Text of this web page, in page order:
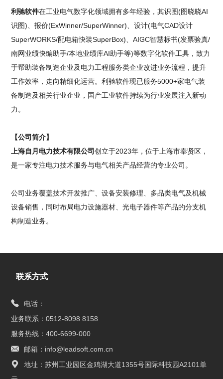
利驰软件在工业电气数字化领域拥有多年经验，其识图(图晓晓AI
识图)、报价(ExWinner/SuperWinner)、设计(电气CAD设计
SuperWORKS/配电箱快装SuperBox)、AIGC智慧标书(发票验真/
南网业绩快编助手/本地业绩库AI助手等)等数字化软件工具，致力
于帮助装备制造企业及电力工程服务类企业改进业务流程，提升
工作效率，走向精细化运营。利驰软件现已服务5000+家电气装
备制造及相关行业企业，国产工业软件持续为行业发展注入新动
力。
【公司简介】
上海自月电力技术有限公司创立于2023年，位于上海市奉贤区，
是一家专注电力技术服务与电气相关产品经营的专业公司。
公司业务覆盖技术开发推广、设备安装修理、多品类电气及机械
设备销售，同时布局电力设施器材、光电子器件等产品的分支机
构制造业务。
联系方式
电话：
业务联系：0512-8098 8158
服务热线：400-6699-000
邮箱：info@leadsoft.com.cn
地址：苏州工业园区金鸡湖大道1355号国际科技园A2101单